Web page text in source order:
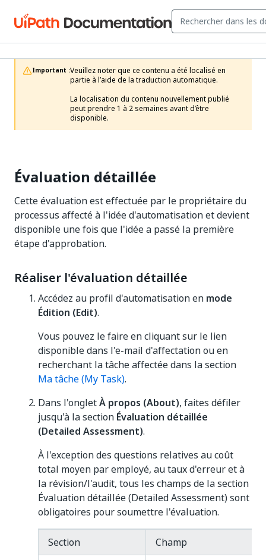
Important :Veuillez noter que ce contenu a été localisé en
partie à l’aide de la traduction automatique.
La localisation du contenu nouvellement publié
peut prendre 1 à 2 semaines avant d’être
disponible.
Évaluation détaillée
Cette évaluation est effectuée par le propriétaire du
processus affecté à l'idée d'automatisation et devient
disponible une fois que l'idée a passé la première
étape d'approbation.
Réaliser l'évaluation détaillée
Accédez au profil d'automatisation en mode
Édition (Edit).
Vous pouvez le faire en cliquant sur le lien
disponible dans l'e-mail d'affectation ou en
recherchant la tâche affectée dans la section
Ma tâche (My Task).
Dans l'ongletÀ propos (About), faites défiler
jusqu'à la section Évaluation détaillée
(Detailed Assessment).
À l'exception des questions relatives au coût
total moyen par employé, au taux d'erreur et à
la révision/l'audit, tous les champs de la section
Évaluation détaillée (Detailed Assessment) sont
obligatoires pour soumettre l'évaluation.
Section
Champ